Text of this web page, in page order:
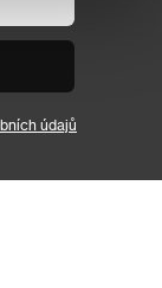
údajů